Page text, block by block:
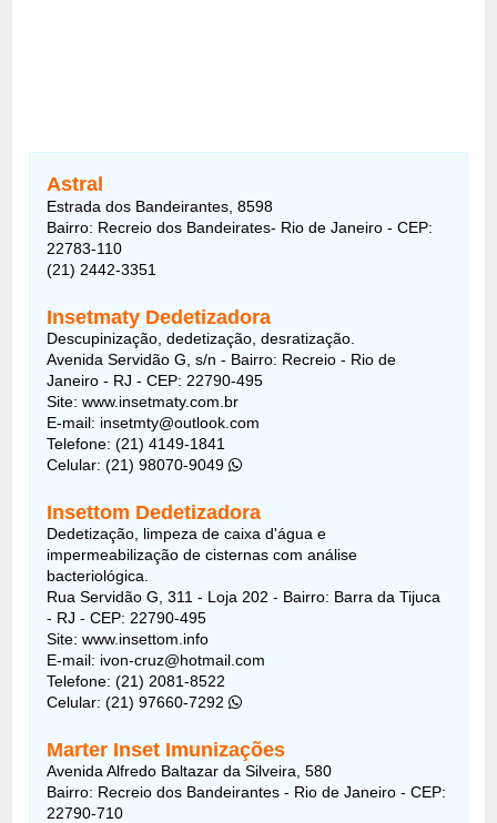
Astral
Estrada dos Bandeirantes, 8598
Bairro: Recreio dos Bandeirates- Rio de Janeiro - CEP:
22783-110
(21) 2442-3351
Insetmaty Dedetizadora
Descupinização, dedetização, desratização.
Avenida Servidão G, s/n - Bairro: Recreio - Rio de
Janeiro - RJ - CEP: 22790-495
Site: www.insetmaty.com.br
E-mail: insetmty@outlook.com
Telefone: (21) 4149-1841
Celular: (21) 98070-9049
Insettom Dedetizadora
Dedetização, limpeza de caixa d'água e
impermeabilização de cisternas com análise
bacteriológica.
Rua Servidão G, 311 - Loja 202 - Bairro: Barra da Tijuca
- RJ - CEP: 22790-495
Site: www.insettom.info
E-mail: ivon-cruz@hotmail.com
Telefone: (21) 2081-8522
Celular: (21) 97660-7292
Marter Inset Imunizações
Avenida Alfredo Baltazar da Silveira, 580
Bairro: Recreio dos Bandeirantes - Rio de Janeiro - CEP:
22790-710